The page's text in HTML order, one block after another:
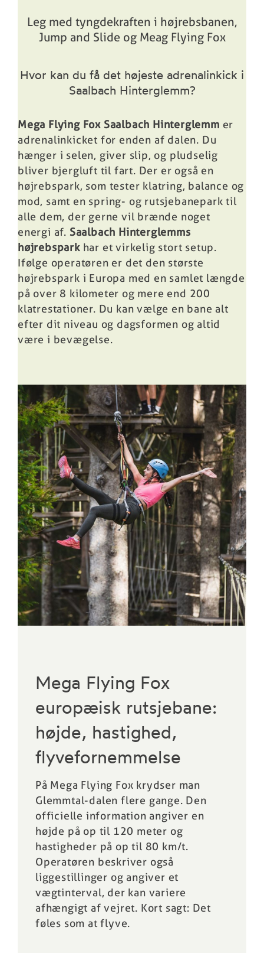
Leg med tyngdekraften i højrebsbanen,
Jump and Slide og Meag Flying Fox
Hvor kan du få det højeste adrenalinkick i
Saalbach Hinterglemm?
Mega Flying Fox Saalbach Hinterglemm er
adrenalinkicket for enden af dalen. Du
hænger i selen, giver slip, og pludselig
bliver bjergluft til fart. Der er også en
højrebspark, som tester klatring, balance og
mod, samt en spring- og rutsjebanepark til
alle dem, der gerne vil brænde noget
energi af. Saalbach Hinterglemms
højrebspark har et virkelig stort setup.
Ifølge operatøren er det den største
højrebspark i Europa med en samlet længde
på over 8 kilometer og mere end 200
klatrestationer. Du kan vælge en bane alt
efter dit niveau og dagsformen og altid
være i bevægelse.
Mega Flying Fox
europæisk rutsjebane:
højde, hastighed,
flyvefornemmelse
På Mega Flying Fox krydser man
Glemmtal-dalen flere gange. Den
officielle information angiver en
højde på op til 120 meter og
hastigheder på op til 80 km/t.
Operatøren beskriver også
liggestillinger og angiver et
vægtinterval, der kan variere
afhængigt af vejret. Kort sagt: Det
føles som at flyve.